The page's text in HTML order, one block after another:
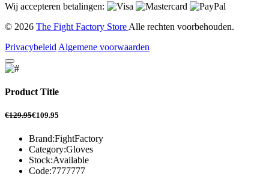
Wij accepteren betalingen:
© 2026 The Fight Factory Store Alle rechten voorbehouden.
Privacybeleid Algemene voorwaarden
Product Title
€129.95€109.95
Brand:FightFactory
Category:Gloves
Stock:Available
Code:7777777